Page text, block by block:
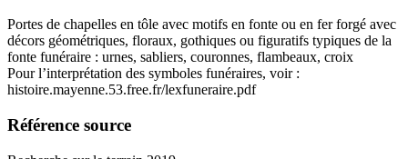
Portes de chapelles en tôle avec motifs en fonte ou en fer forgé avec
décors géométriques, floraux, gothiques ou figuratifs typiques de la
fonte funéraire : urnes, sabliers, couronnes, flambeaux, croix
Pour l’interprétation des symboles funéraires, voir :
histoire.mayenne.53.free.fr/lexfuneraire.pdf
Référence source